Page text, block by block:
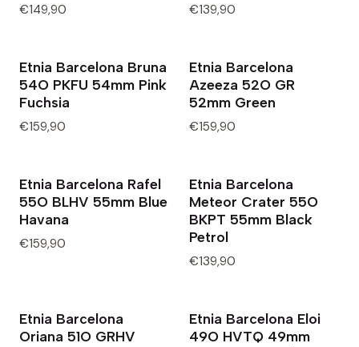
€149,90 €139,90
Etnia Barcelona Bruna
54O PKFU 54mm Pink
Fuchsia
€159,90
Etnia Barcelona
Azeeza 52O GR
52mm Green
€159,90
Etnia Barcelona Rafel
55O BLHV 55mm Blue
Havana
€159,90
Etnia Barcelona
Meteor Crater 55O
BKPT 55mm Black
Petrol
€139,90
Etnia Barcelona
Oriana 51O GRHV
Etnia Barcelona Eloi
49O HVTQ 49mm